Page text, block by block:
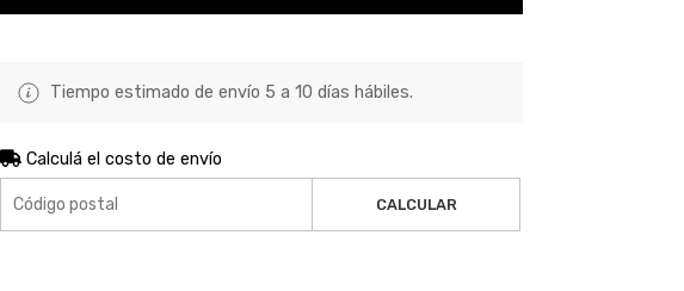
Tiempo estimado de envío 5 a 10 días hábiles.
Calculá el costo de envío
CALCULAR